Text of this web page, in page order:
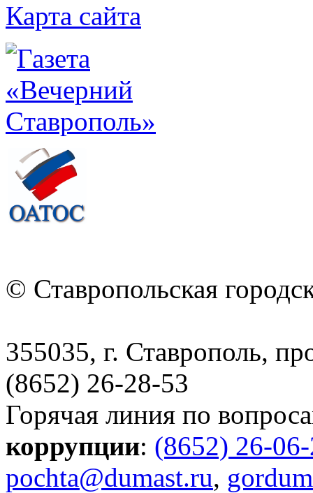
Карта сайта
© Ставропольская
355035, г. Ставрополь,
(8652) 26-28-53
Горячая линия по
коррупции: (8652) 26-
pochta@dumast.ru,